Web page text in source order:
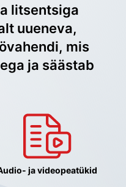
litsentsiga
uueneva,
mis
ja säästab
ja videopeatükid